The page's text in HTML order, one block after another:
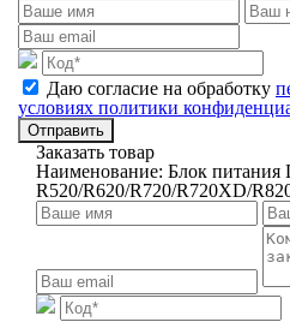
Даю согласие на обработку
условиях политики
Отправить
Заказать товар
Наименование: Блок питания
R520/R620/R720/R720XD/